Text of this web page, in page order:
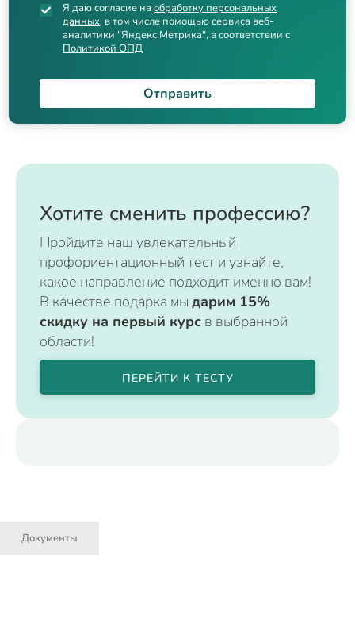
Я даю согласие наобработку персональных
данных, в том числе помощью сервиса веб-
аналитики "Яндекс.Метрика", в соответствии с
Политикой ОПД
Отправить
Хотите сменить профессию?
Пройдите наш увлекательный
профориентационный тест и узнайте,
какое направление подходит именно вам!
В качестве подарка мы дарим 15%
скидку на первый курс в выбранной
области!
ПЕРЕЙТИ К ТЕСТУ
Документы